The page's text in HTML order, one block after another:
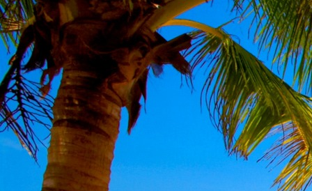
Elérhetőségek
Dr. Göllner
2081
e-mail:
telefonszám: